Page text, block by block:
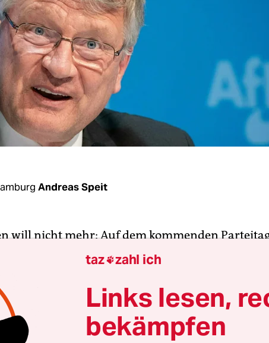
Andreas Speit
will nicht mehr: Auf dem kommenden
nicht erneut für das Amt
die rund 32.000 Parteimitglieder verkündete er
Entscheidung, sich am 11. Dezember keiner
Rückzug könnte der 60-Jährige einen
dem Amt zuvorgekommen sein.
taz zahl ich
Links lesen,
bekämpfen